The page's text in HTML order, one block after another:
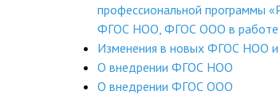
профессиональной программы
ФГОС НОО, ФГОС ООО в работе
Изменения в новых ФГОС НОО
О внедрении ФГОС НОО
О внедрении ФГОС ООО